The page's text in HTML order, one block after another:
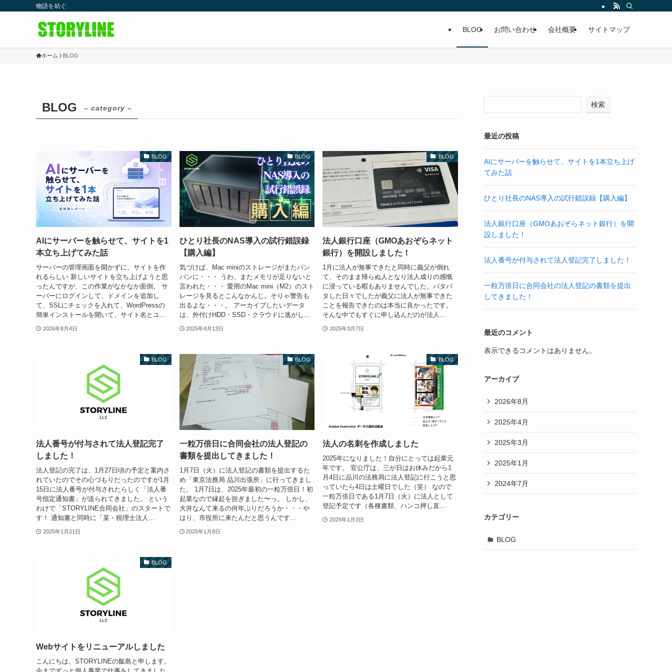
物語を紡ぐ
BLOG お問い合わせ 会社概要 サイトマップ
ホーム BLOG
BLOG – category –
BLOG
AIにサーバーを触らせて、サイトを1
本立ち上げてみた話
サーバーの管理画面を開かずに、サイトを作
れるらしい 新しいサイトを立ち上げようと思
ったんですが、この作業がなかなか面倒。 サ
ーバーにログインして、ドメインを追加し
て、SSLにチェックを入れて、WordPressの
簡単インストールを開いて、サイト名とユ...
2026年8月4日
BLOG
ひとり社長のNAS導入の試行錯誤録
【購入編】
気づけば、Mac miniのストレージがまたパン
パンに・・・ うわ、またメモリが足りないと
言われた・・・ 愛用のMac mini（M2）のスト
レージを見るとこんなかんじ。そりゃ警告も
出るよな・・・。 アーカイブしたいデータ
は、外付けHDD・SSD・クラウドに逃がし...
2025年4月13日
BLOG
法人銀行口座（GMOあおぞらネット
銀行）を開設しました！
1月に法人が無事できたと同時に義父が倒れ
て、そのまま帰らぬ人となり法人成りの感慨
に浸っている暇もありませんでした。バタバ
タした日々でしたが義父に法人が無事できた
ことを報告できたのは本当に良かったです。
そんな中でもすぐに申し込んだのが法人...
2025年3月7日
BLOG
法人番号が付与されて法人登記完了
しました！
法人登記の完了は、1月27日頃の予定と案内さ
れていたのでその心づもりだったのですが1月
15日に法人番号が付与されたらしく「法人番
号指定通知書」が送られてきました。 という
わけで「STORYLINE合同会社」のスタートで
す！ 通知書と同時に「某・税理士法人...
2025年1月21日
BLOG
一粒万倍日に合同会社の法人登記の
書類を提出してきました！
1月7日（火）に法人登記の書類を提出するた
め「東京法務局 品川出張所」に行ってきまし
た。 1月7日は、2025年最初の一粒万倍日！初
起業なので縁起を担ぎました〜っ。 しかし、
大井なんて来るの何年ぶりだろうか・・・や
はり、市役所に来たんだと思うんです...
2025年1月8日
BLOG
法人の名刺を作成しました
2025年になりました！自分にとっては起業元
年です。 官公庁は、三が日はお休みだから1
月4日に品川の法務局に法人登記に行こうと思
っていたら4日は土曜日でした（笑） なので
一粒万倍日である1月7日（火）に法人として
登記予定です（各種書類、ハンコ押し直...
2025年1月3日
BLOG
Webサイトをリニューアルしました
こんにちは、STORYLINEの飯島と申します。
検索
最近の投稿
AIにサーバーを触らせて、サイトを1本立ち上げ
てみた話
ひとり社長のNAS導入の試行錯誤録【購入編】
法人銀行口座（GMOあおぞらネット銀行）を開
設しました！
法人番号が付与されて法人登記完了しました！
一粒万倍日に合同会社の法人登記の書類を提出
してきました！
最近のコメント
表示できるコメントはありません。
アーカイブ
2026年8月
2025年4月
2025年3月
2025年1月
2024年7月
カテゴリー
BLOG